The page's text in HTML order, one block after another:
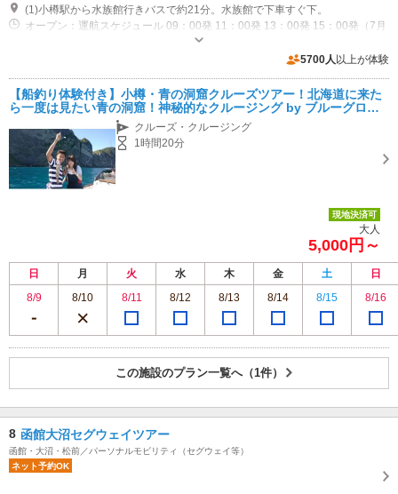
(1)小樽駅から水族館行きバスで約21分。水族館で下車すぐ下。
オープン：運航スケジュール 09：00発 11：00発 13：00発 15：00発（7月
5700人 以上が体験
【船釣り体験付き】小樽・青の洞窟クルーズツアー！北海道に来た
ら一度は見たい青の洞窟！神秘的なクルージング by ブルーグロッ
ト（Blue Grotto）ファミリー、カップル、女性にオススメ！
クルーズ・クルージング
1時間20分
現地決済可
大人
5,000円～
日 月 火 水 木 金 土
日
8/9
8/10 8/11 8/12 8/13 8/14 8/15 8/16
この施設のプラン一覧へ（1件）
8 函館大沼セグウェイツアー
函館・大沼・松前／パーソナルモビリティ（セグウェイ等）
ネット予約OK